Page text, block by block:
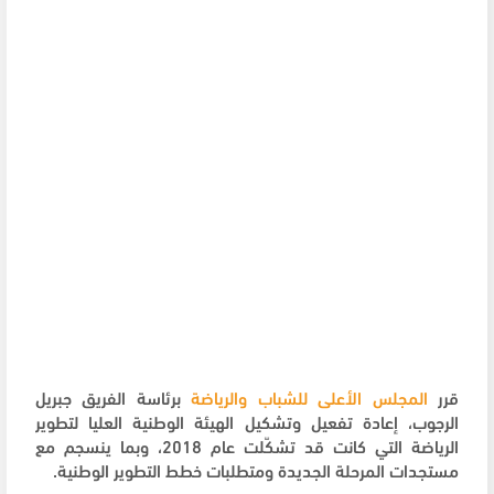
قرر المجلس الأعلى للشباب والرياضةبرئاسة الفريق جبريل
الرجوب، إعادة تفعيل وتشكيل الهيئة الوطنية العليا لتطوير
الرياضة التي كانت قد تشكّلت عام 2018، وبما ينسجم مع
مستجدات المرحلة الجديدة ومتطلبات خطط التطوير الوطنية.